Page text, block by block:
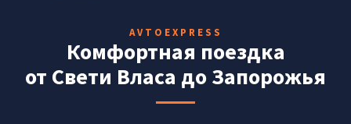
AVTOEXPRESS
Комфортная поездка
от Свети Власа до Запорожья